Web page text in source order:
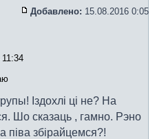
Добавлено: 15.08.2016 0:05
Іздохлі ці не? На
Шо сказаць , гамно. Рэно
збірайцемся?!